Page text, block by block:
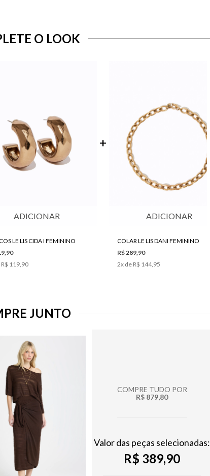
O LOOK
ADICIONAR
LE LIS CIDA I FEMININO
R$ 119,90
ADICIONAR
COLAR LE LIS DANI FEMININO
R$ 289,90
2x de R$ 144,95
JUNTO
COMPRE TUDO POR
R$ 879,80
Valor das peças selecionadas:
R$ 389,90